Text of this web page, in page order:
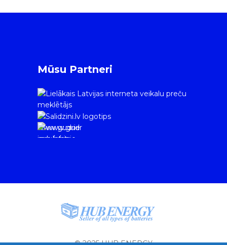
Mūsu Partneri
www.gudrie
m.lv/atrie-